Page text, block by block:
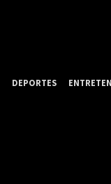
DEPORTES